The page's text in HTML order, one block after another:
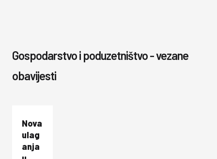
Gospodarstvo i poduzetništvo - vezane
obavijesti
Nova
ulag
anja